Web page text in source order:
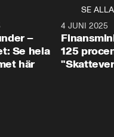
SE ALLA
4:29
–
Se hela
här
4 JUNI 2025
125